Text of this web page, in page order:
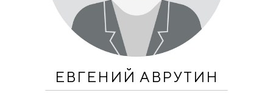
ЕВГЕНИЙ АВРУТИН